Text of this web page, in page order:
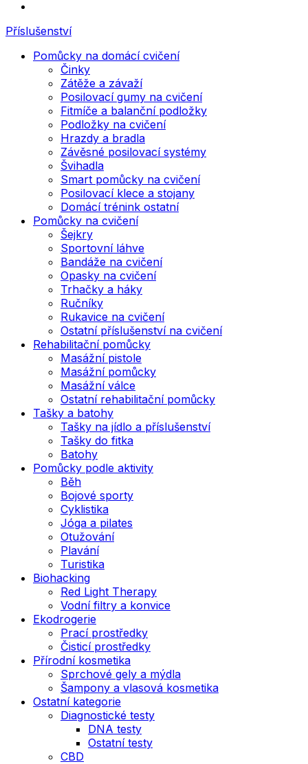
Příslušenství
Pomůcky na domácí cvičení
Činky
Zátěže a závaží
Posilovací gumy na cvičení
Fitmíče a balanční podložky
Podložky na cvičení
Hrazdy a bradla
Závěsné posilovací systémy
Švihadla
Smart pomůcky na cvičení
Posilovací klece a stojany
Domácí trénink ostatní
Pomůcky na cvičení
Šejkry
Sportovní láhve
Bandáže na cvičení
Opasky na cvičení
Trhačky a háky
Ručníky
Rukavice na cvičení
Ostatní příslušenství na cvičení
Rehabilitační pomůcky
Masážní pistole
Masážní pomůcky
Masážní válce
Ostatní rehabilitační pomůcky
Tašky a batohy
Tašky na jídlo a příslušenství
Tašky do fitka
Batohy
Pomůcky podle aktivity
Běh
Bojové sporty
Cyklistika
Jóga a pilates
Otužování
Plavání
Turistika
Biohacking
Red Light Therapy
Vodní filtry a konvice
Ekodrogerie
Prací prostředky
Čisticí prostředky
Přírodní kosmetika
Sprchové gely a mýdla
Šampony a vlasová kosmetika
Ostatní kategorie
Diagnostické testy
DNA testy
Ostatní testy
CBD